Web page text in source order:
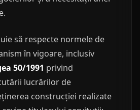
să respecte normele de
în vigoare, inclusiv
50/1991 privind
lucrărilor de
construcției realizate